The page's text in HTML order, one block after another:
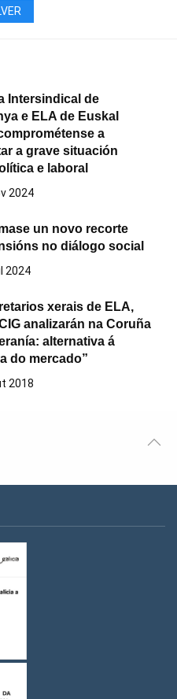
Intersindical de
e ELA de Euskal
a
a grave situación
e laboral
2024
un novo recorte
no diálogo social
2024
xerais de ELA,
analizarán na Coruña
alternativa á
do mercado”
2018